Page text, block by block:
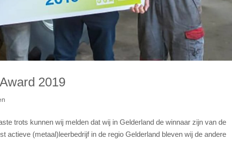
2019
trots kunnen wij melden dat wij in Gelderland de winnaar zijn van de
actieve (metaal)leerbedrijf in de regio Gelderland bleven wij de andere